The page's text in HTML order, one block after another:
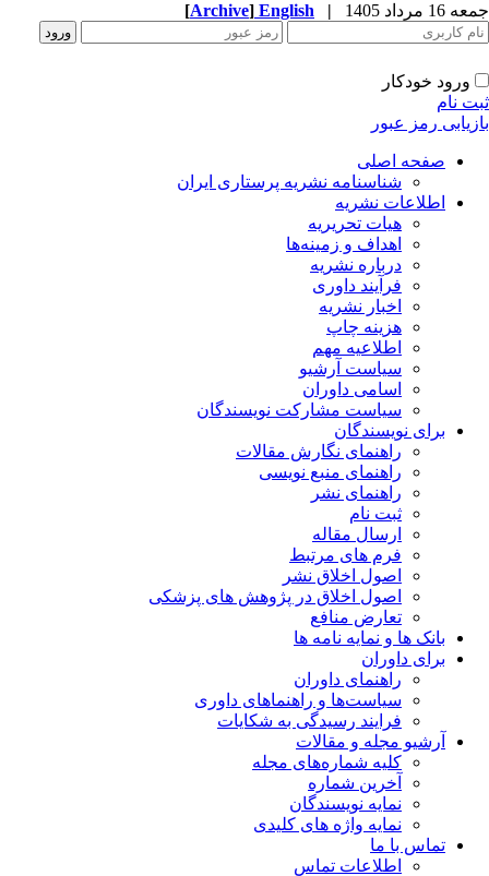
مرداد 1405 |
English
[Archive]
ورود خودکار
نام
رمز عبور
صفحه اصلی
شناسنامه نشریه پرستاری ایران
اطلاعات نشریه
هیات تحریریه
اهداف و زمینه‌ها
درباره نشریه
فرآیند داوری
اخبار نشریه
هزینه چاپ
اطلاعیه مهم
سیاست آرشیو
اسامی داوران
سیاست مشارکت نویسندگان
برای نویسندگان
راهنمای نگارش مقالات
راهنمای منبع نویسی
راهنمای نشر
ثبت نام
ارسال مقاله
فرم های مرتبط
اصول اخلاق نشر
اصول اخلاق در پژوهش های پزشکی
تعارض منافع
بانک ها و نمایه نامه ها
برای داوران
راهنمای داوران
سیاست‌ها و راهنماهای داوری
فرایند رسیدگی به شکایات
آرشیو مجله و مقالات
کلیه شماره‌های مجله
آخرین شماره
نمایه نویسندگان
نمایه واژه های کلیدی
تماس با ما
اطلاعات تماس